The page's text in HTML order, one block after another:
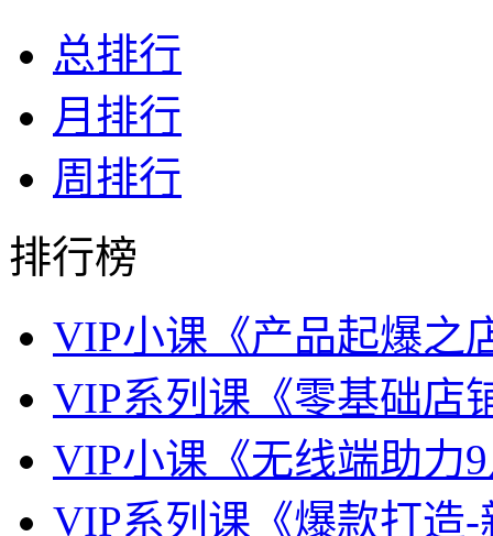
总排行
月排行
周排行
排行榜
VIP小课《产品起爆之
VIP系列课《零基础店
VIP小课《无线端助力
VIP系列课《爆款打造